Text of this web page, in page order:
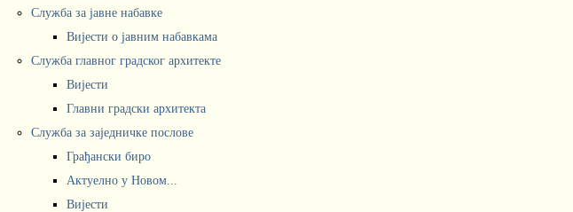
Служба за јавне набавке
Вијести о јавним набавкама
Служба главног градског архитекте
Вијести
Главни градски архитекта
Служба за заједничке послове
Грађански биро
Актуелно у Новом...
Вијести